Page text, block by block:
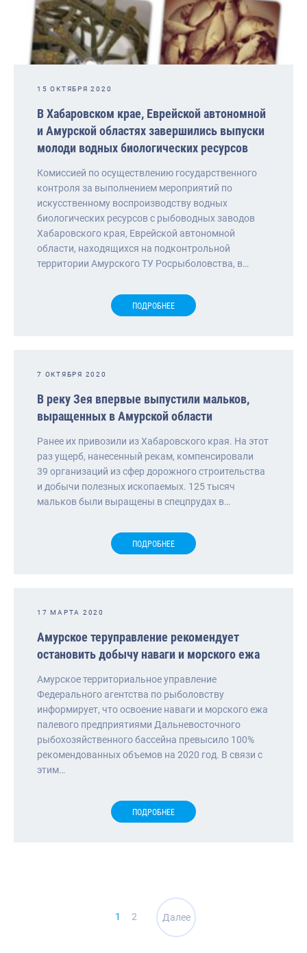
15 ОКТЯБРЯ 2020
В Хабаровском крае, Еврейской автономной
и Амурской областях завершились выпуски
молоди водных биологических ресурсов
Комиссией по осуществлению государственного
контроля за выполнением мероприятий по
искусственному воспроизводству водных
биологических ресурсов с рыбоводных заводов
Хабаровского края, Еврейской автономной
области, находящихся на подконтрольной
территории Амурского ТУ Росрыболовства, в…
ПОДРОБНЕЕ
7 ОКТЯБРЯ 2020
В реку Зея впервые выпустили мальков,
выращенных в Амурской области
Ранее их привозили из Хабаровского края. На этот
раз ущерб, нанесенный рекам, компенсировали
39 организаций из сфер дорожного строительства
и добычи полезных ископаемых. 125 тысяч
мальков были выращены в спецпрудах в…
ПОДРОБНЕЕ
17 МАРТА 2020
Амурское теруправление рекомендует
остановить добычу наваги и морского ежа
Амурское территориальное управление
Федерального агентства по рыболовству
информирует, что освоение наваги и морского ежа
палевого предприятиями Дальневосточного
рыбохозяйственного бассейна превысило 100%
рекомендованных объемов на 2020 год. В связи с
этим…
ПОДРОБНЕЕ
Навигация
по
1 2 Далее